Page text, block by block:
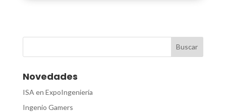
Novedades
ISA en ExpoIngeniería
Ingenio Gamers